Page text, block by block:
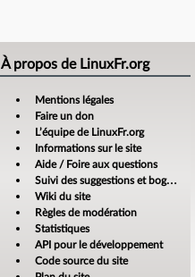
À propos de LinuxFr.org
Mentions légales
Faire un don
L’équipe de LinuxFr.org
Informations sur le site
Aide / Foire aux questions
Suivi des suggestions et bogues
Wiki du site
Règles de modération
Statistiques
API pour le développement
Code source du site